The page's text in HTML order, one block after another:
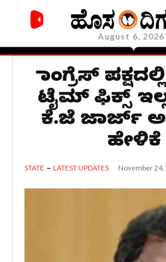
August 6, 2026
ಕಾಂಗ್ರೆಸ್
ಟೈಮ್ ಫಿಕ್ಸ್
ಕೆ.ಜೆ ಜಾರ್ಜ್
ಹೇಳಿಕೆ
STATE LATEST UPDATES November 24,